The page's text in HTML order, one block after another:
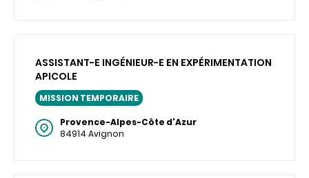
ASSISTANT-E INGÉNIEUR-E EN EXPÉRIMENTATION
APICOLE
MISSION TEMPORAIRE
Provence-Alpes-Côte d'Azur
84914 Avignon